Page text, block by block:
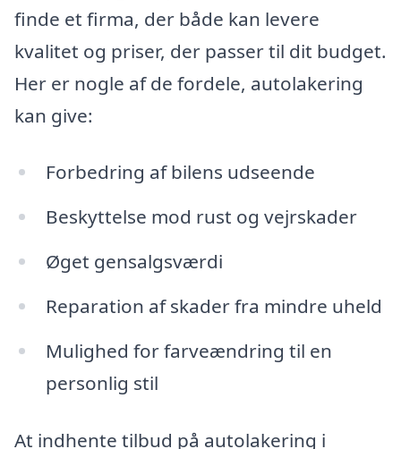
finde et firma, der både kan levere
kvalitet og priser, der passer til dit budget.
Her er nogle af de fordele, autolakering
kan give:
Forbedring af bilens udseende
Beskyttelse mod rust og vejrskader
Øget gensalgsværdi
Reparation af skader fra mindre uheld
Mulighed for farveændring til en
personlig stil
At indhente tilbud på autolakering i